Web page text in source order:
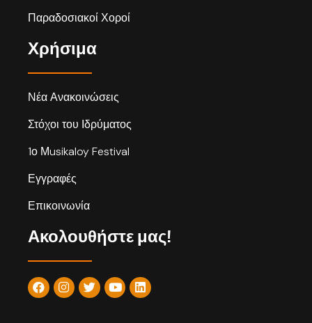
Παραδοσιακοί Χοροί
Χρήσιμα
Νέα Ανακοινώσεις
Στόχοι του Ιδρύματος
1ο Μusikaloy Festival
Εγγραφές
Επικοινωνία
Ακολουθήστε μας!